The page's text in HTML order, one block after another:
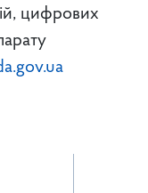
цифрових